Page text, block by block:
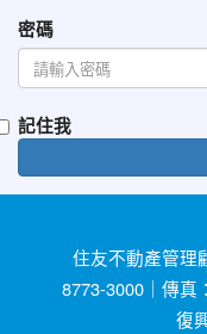
密碼
記住我
住友不動產管理
8773-3000｜傳真
復